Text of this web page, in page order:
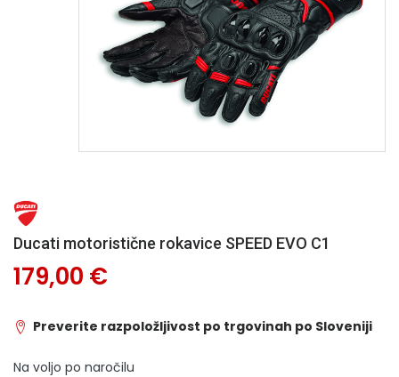
Ducati motoristične rokavice SPEED EVO C1
179,00 €
Preverite razpoložljivost po trgovinah po Sloveniji
Na voljo po naročilu